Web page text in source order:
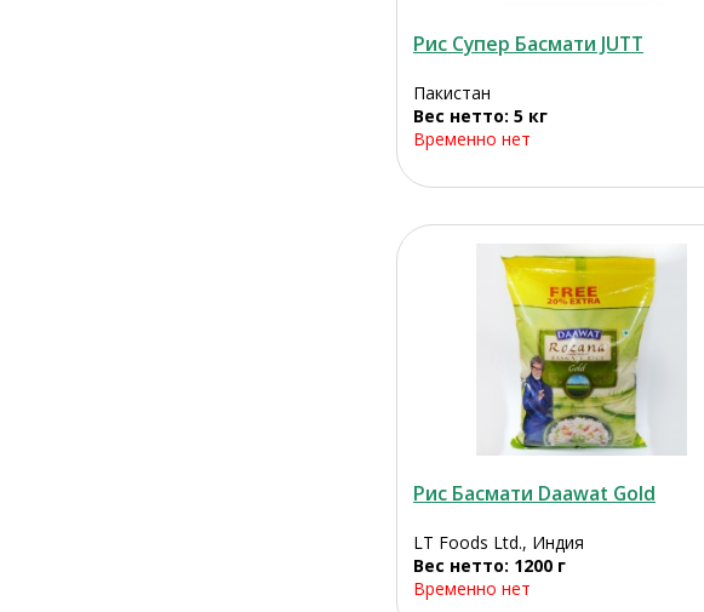
Рис Супер Басмати JUTT
Пакистан
Вес нетто: 5 кг
Временно нет
Рис Басмати Daawat Gold
LT Foods Ltd., Индия
Вес нетто: 1200 г
Временно нет